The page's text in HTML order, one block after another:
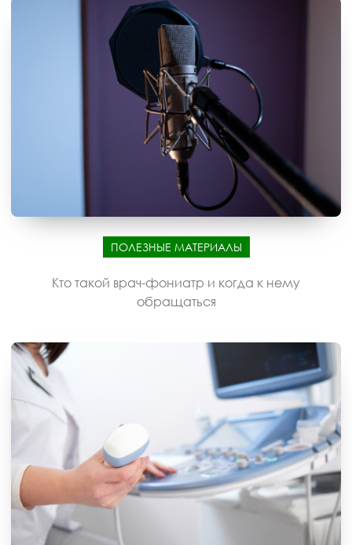
ПОЛЕЗНЫЕ МАТЕРИАЛЫ
Кто такой врач-фониатр и когда к нему
обращаться